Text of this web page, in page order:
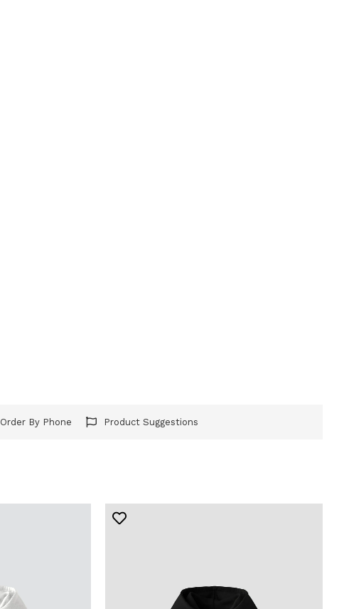
Order By Phone Product Suggestions